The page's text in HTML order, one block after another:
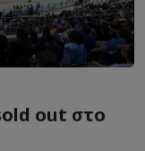
out στο